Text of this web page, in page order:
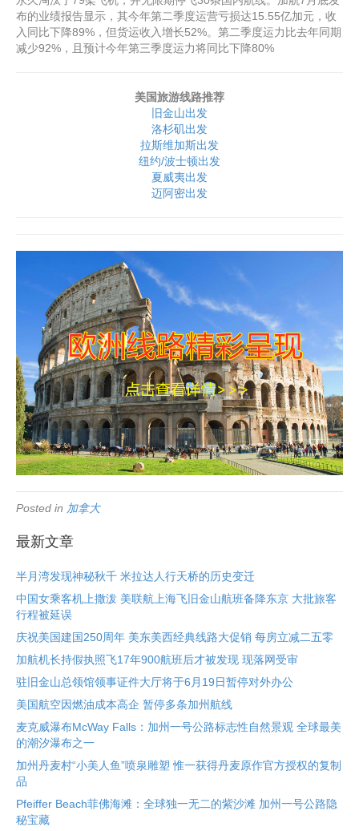
布的业绩报告显示，其今年第二季度运营亏损达15.55亿加元，收
入同比下降89%，但货运收入增长52%。第二季度运力比去年同期
减少92%，且预计今年第三季度运力将同比下降80%
美国旅游线路推荐
旧金山出发
洛杉矶出发
拉斯维加斯出发
纽约/波士顿出发
夏威夷出发
迈阿密出发
Posted in 加拿大
最新文章
半月湾发现神秘秋千 米拉达人行天桥的历史变迁
中国女乘客机上撒泼 美联航上海飞旧金山航班备降东京 大批旅客
行程被延误
庆祝美国建国250周年 美东美西经典线路大促销 每房立减二五零
加航机长持假执照飞17年900航班后才被发现 现落网受审
驻旧金山总领馆领事证件大厅将于6月19日暂停对外办公
美国航空因燃油成本高企 暂停多条加州航线
麦克威瀑布McWay Falls：加州一号公路标志性自然景观 全球最美
的潮汐瀑布之一
加州丹麦村“小美人鱼”喷泉雕塑 惟一获得丹麦原作官方授权的复制
品
Pfeiffer Beach菲佛海滩：全球独一无二的紫沙滩 加州一号公路隐
秘宝藏